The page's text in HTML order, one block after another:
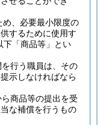
め、必要最小限度の
するために使用す
下「商品等」とい
行う職員は、その
示しなければなら
商品等の提出を受
な補償を行うもの